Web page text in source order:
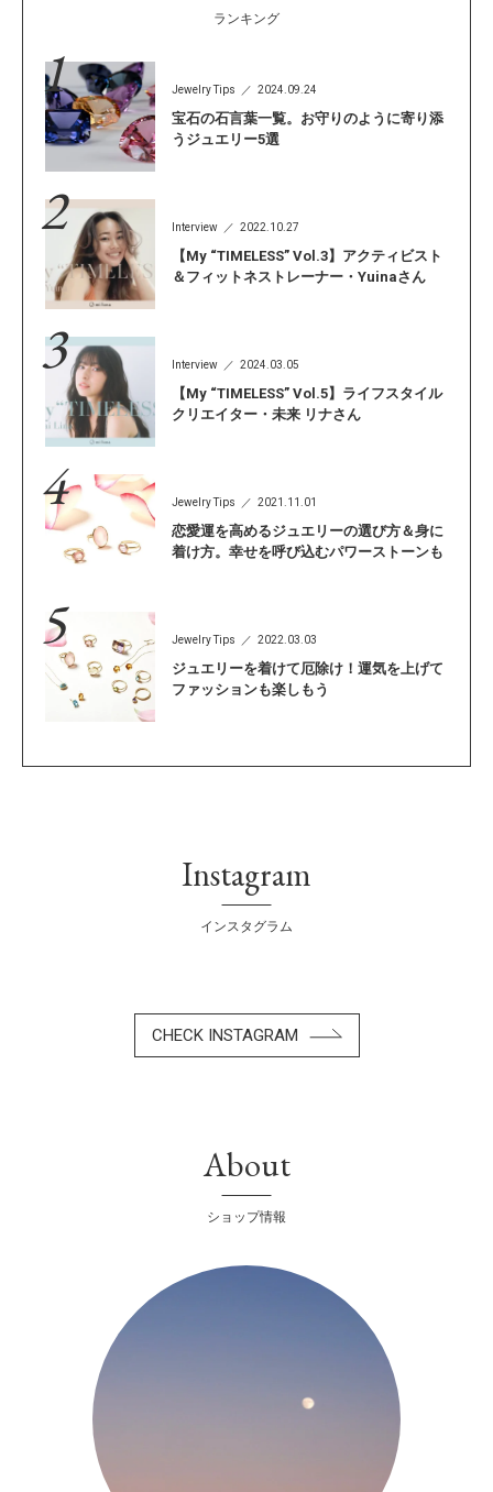
ランキング
Jewelry Tips 2024.09.24
宝石の石言葉一覧。お守りのように寄り添
うジュエリー5選
Interview 2022.10.27
【My “TIMELESS” Vol.3】アクティビスト
＆フィットネストレーナー・Yuinaさん
Interview 2024.03.05
【My “TIMELESS” Vol.5】ライフスタイル
クリエイター・未来 リナさん
Jewelry Tips 2021.11.01
恋愛運を高めるジュエリーの選び方＆身に
着け方。幸せを呼び込むパワーストーンも
Jewelry Tips 2022.03.03
ジュエリーを着けて厄除け！運気を上げて
ファッションも楽しもう
Instagram
インスタグラム
CHECK INSTAGRAM
About
ショップ情報